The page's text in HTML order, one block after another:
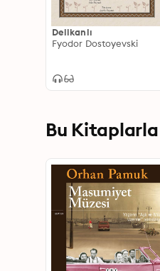
Delikanlı
Fyodor Dostoyevski
Bu